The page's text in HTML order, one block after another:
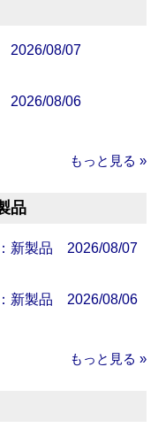
2026/08/07
2026/08/06
もっと見る »
品
新製品 2026/08/07
新製品 2026/08/06
もっと見る »